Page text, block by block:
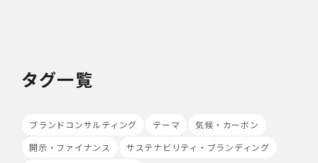
Cookieの使用は任意ですが、受け入れを拒否した場合
は、当社サービス等のご利用ができない場合があります。
三者配信事業者が提供するサービスを利用することがあり
ます。
タグ一覧
ブランドコンサルティング テーマ
気候・カーボン
開示・ファイナンス
サステナビリティ・ブランディング